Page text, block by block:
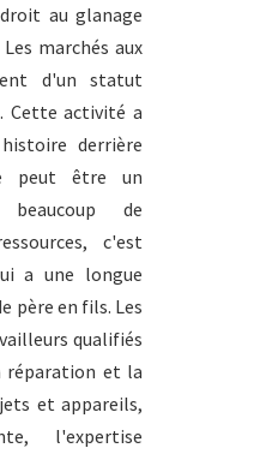
au glanage
marchés aux
d'un statut
Cette activité a
derrière
peut être un
de
c'est
a une longue
père en fils. Les
qualifiés
réparation et la
et appareils,
l'expertise